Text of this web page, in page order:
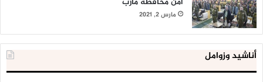
مارس 2, 2021
أناشيد وزوامل